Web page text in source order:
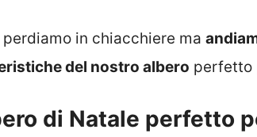
perdiamo in chiacchiere ma
del nostro albero perfetto
di Natale perfetto